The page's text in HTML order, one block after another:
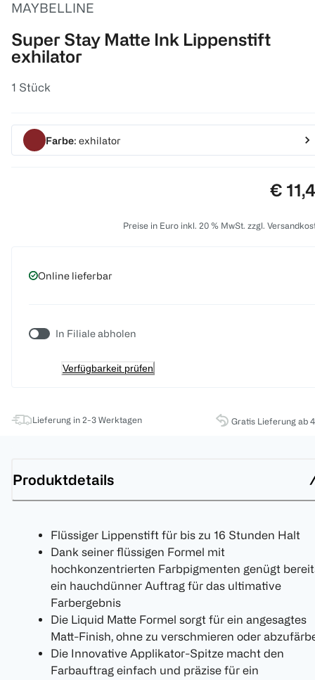
MAYBELLINE
Super Stay Matte Ink Lippenstift
exhilator
1 Stück
Farbe: exhilator
Preis:
€
Preise in Euro inkl. 20 % MwSt. zzgl.
Online lieferbar
In Filiale abholen
Verfügbarkeit prüfen
Lieferung in 2-3 Werktagen Gratis Lieferung ab
Produktdetails
Flüssiger Lippenstift für bis zu 16 Stunden Halt
Dank seiner flüssigen Formel mit
hochkonzentrierten Farbpigmenten genügt
ein hauchdünner Auftrag für das ultimative
Farbergebnis
Die Liquid Matte Formel sorgt für ein angesagtes
Matt-Finish, ohne zu verschmieren oder
Die Innovative Applikator-Spitze macht den
Farbauftrag einfach und präzise für ein